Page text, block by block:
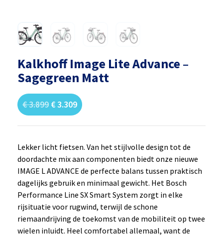
Kalkhoff Image Lite Advance –
Sagegreen Matt
€3.899 €3.309
Lekker licht fietsen. Van het stijlvolle design tot de
doordachte mix aan componenten biedt onze nieuwe
IMAGE L ADVANCE de perfecte balans tussen praktisch
dagelijks gebruik en minimaal gewicht. Het Bosch
Performance Line SX Smart System zorgt in elke
rijsituatie voor rugwind, terwijl de schone
riemaandrijving de toekomst van de mobiliteit op twee
wielen inluidt. Heel comfortabel allemaal, want de